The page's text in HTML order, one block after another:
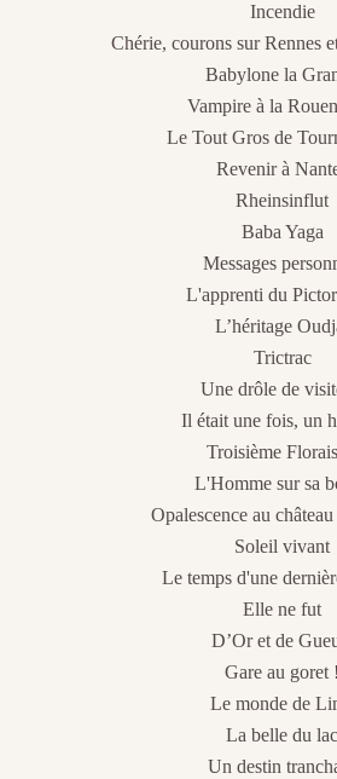
Incendie
Chérie, courons sur Rennes
Babylone la
Vampire à la
Le Tout Gros de
Revenir à
Rheinsinflut
Baba Yaga
Messages
L'apprenti du
L’héritage
Trictrac
Une drôle de
Il était une fois, un
Troisième
L'Homme sur sa
Opalescence au
Soleil vivant
Le temps d'une
Elle ne fut
D’Or et de
Gare au goret
Le monde de
La belle du lac
Un destin